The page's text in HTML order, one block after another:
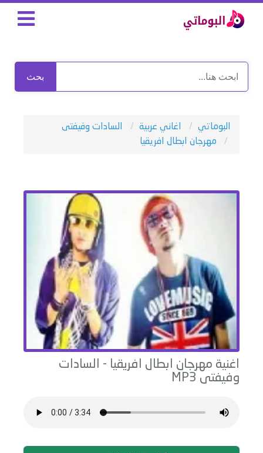
بحث
البوماتي اغاني عربية
السادات وفيفتى
مهرجان ابطال افريقيا
اغنية مهرجان ابطال افريقيا -
السادات
وفيفتى